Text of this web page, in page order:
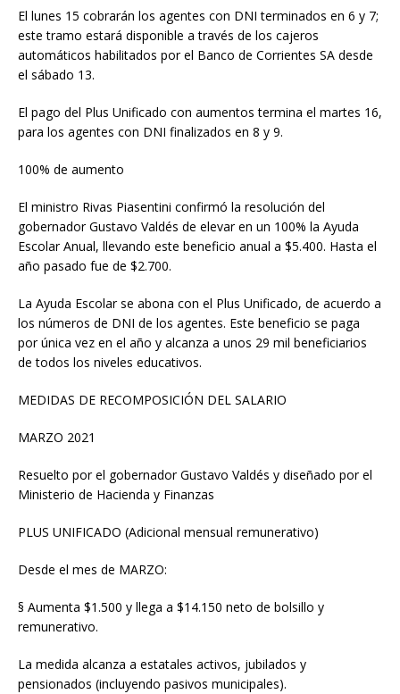
El lunes 15 cobrarán los agentes con DNI terminados en 6 y 7;
este tramo estará disponible a través de los cajeros
automáticos habilitados por el Banco de Corrientes SA desde
el sábado 13.
El pago del Plus Unificado con aumentos termina el martes 16,
para los agentes con DNI finalizados en 8 y 9.
100% de aumento
El ministro Rivas Piasentini confirmó la resolución del
gobernador Gustavo Valdés de elevar en un 100% la Ayuda
Escolar Anual, llevando este beneficio anual a $5.400. Hasta el
año pasado fue de $2.700.
La Ayuda Escolar se abona con el Plus Unificado, de acuerdo a
los números de DNI de los agentes. Este beneficio se paga
por única vez en el año y alcanza a unos 29 mil beneficiarios
de todos los niveles educativos.
MEDIDAS DE RECOMPOSICIÓN DEL SALARIO
MARZO 2021
Resuelto por el gobernador Gustavo Valdés y diseñado por el
Ministerio de Hacienda y Finanzas
PLUS UNIFICADO (Adicional mensual remunerativo)
Desde el mes de MARZO:
§ Aumenta $1.500 y llega a $14.150 neto de bolsillo y
remunerativo.
La medida alcanza a estatales activos, jubilados y
pensionados (incluyendo pasivos municipales).